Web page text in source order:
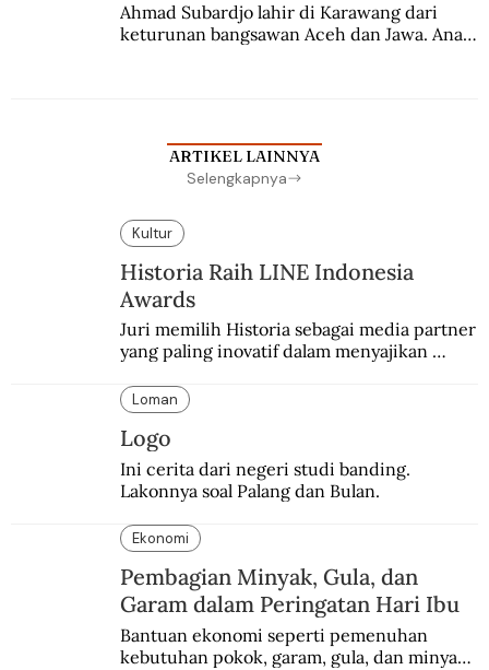
Ahmad Subardjo lahir di Karawang dari
keturunan bangsawan Aceh dan Jawa. Anak
ARTIKEL LAINNYA
Selengkapnya
Kultur
Historia Raih LINE Indonesia
Awards
Juri memilih Historia sebagai media partner
yang paling inovatif dalam menyajikan
Loman
Logo
Ini cerita dari negeri studi banding.
Lakonnya soal Palang dan Bulan.
Ekonomi
Pembagian Minyak, Gula, dan
Garam dalam Peringatan Hari Ibu
Bantuan ekonomi seperti pemenuhan
kebutuhan pokok, garam, gula, dan minyak